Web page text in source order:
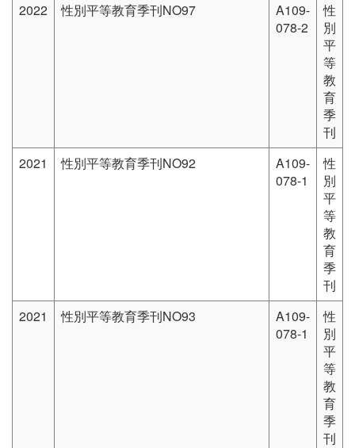
2022
性別平等教育季刊NO97
A109-
078-2
性
別
平
等
教
育
季
刊
2021
性別平等教育季刊NO92
A109-
078-1
性
別
平
等
教
育
季
刊
2021
性別平等教育季刊NO93
A109-
078-1
性
別
平
等
教
育
季
刊